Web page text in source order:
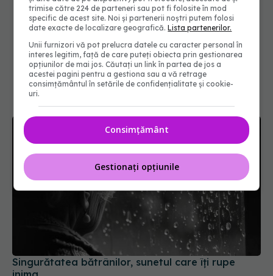
Singurătatea bătrânilor, sunetul care îți rupe
01 sep 2025, 09:08
trimise către 224 de parteneri sau pot fi folosite în mod
specific de acest site. Noi și partenerii noștri putem folosi
date exacte de localizare geografică.Lista partenerilor.
Unii furnizori vă pot prelucra datele cu caracter personal în
interes legitim, față de care puteți obiecta prin gestionarea
opțiunilor de mai jos. Căutați un link în partea de jos a
acestei pagini pentru a gestiona sau a vă retrage
consimțământul în setările de confidențialitate și cookie-
uri.
Consimțământ
Gestionați opțiunile